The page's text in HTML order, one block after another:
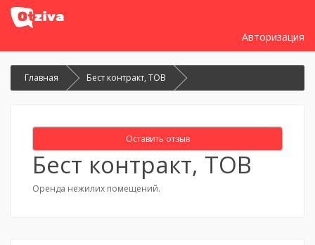
Авторизация
Главная Бест контракт, ТОВ
Оставить отзыв
Бест контракт, ТОВ
Оренда нежилих помещений.